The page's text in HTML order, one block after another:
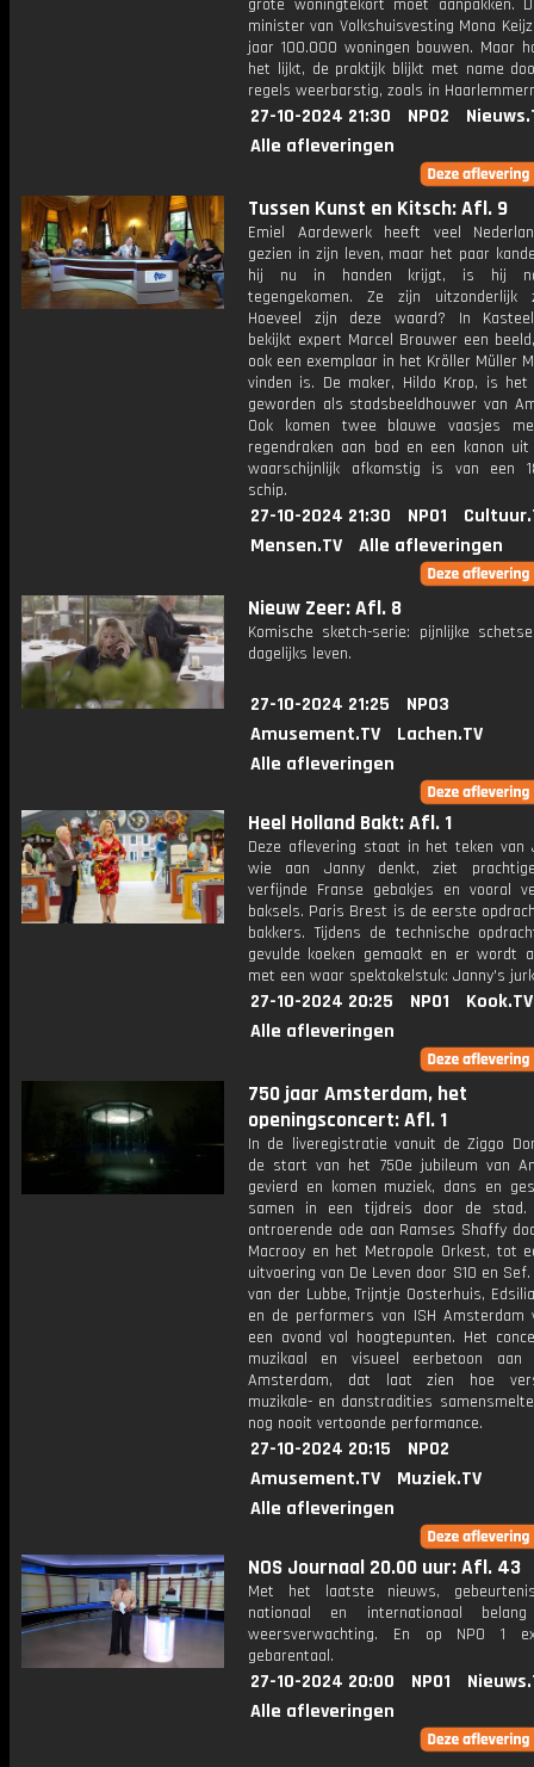
grote woningtekort moet aanpakken.
minister van Volkshuisvesting Mona
jaar 100.000 woningen bouwen. Maar
het lijkt, de praktijk blijkt met name
regels weerbarstig, zoals in
27-10-2024 21:30 NPO2
Alle afleveringen
Tussen Kunst en Kitsch: Afl. 9
Emiel Aardewerk heeft veel
gezien in zijn leven, maar het paar
hij nu in handen krijgt, is hij
tegengekomen. Ze zijn uitzonderlijk
Hoeveel zijn deze waard? In
bekijkt expert Marcel Brouwer een
ook een exemplaar in het Kröller Müller
vinden is. De maker, Hildo Krop, is het
geworden als stadsbeeldhouwer van
Ook komen twee blauwe vaasjes
regendraken aan bod en een kanon
waarschijnlijk afkomstig is van een
schip.
27-10-2024 21:30 NPO1
Mensen.TV
Alle afleveringen
Nieuw Zeer: Afl. 8
Komische sketch-serie: pijnlijke
dagelijks leven.
27-10-2024 21:25
NPO3
Amusement.TV
Lachen.TV
Alle afleveringen
Heel Holland Bakt: Afl. 1
Deze aflevering staat in het teken van
wie aan Janny denkt, ziet
verfijnde Franse gebakjes en vooral
baksels. Paris Brest is de eerste
bakkers. Tijdens de technische
gevulde koeken gemaakt en er wordt
met een waar spektakelstuk: Janny's
27-10-2024 20:25 NPO1
Kook.TV
Alle afleveringen
750 jaar Amsterdam, het
openingsconcert: Afl. 1
In de liveregistratie vanuit de Ziggo
de start van het 750e jubileum van
gevierd en komen muziek, dans en
samen in een tijdreis door de stad.
ontroerende ode aan Ramses Shaffy
Macrooy en het Metropole Orkest, tot
uitvoering van De Leven door S10 en Sef.
van der Lubbe, Trijntje Oosterhuis,
en de performers van ISH Amsterdam
een avond vol hoogtepunten. Het
muzikaal en visueel eerbetoon aan
Amsterdam, dat laat zien hoe
muzikale- en danstradities
nog nooit vertoonde performance.
27-10-2024 20:15
NPO2
Amusement.TV
Muziek.TV
Alle afleveringen
NOS Journaal 20.00 uur: Afl. 43
Met het laatste nieuws,
nationaal en internationaal
weersverwachting. En op NPO 1
gebarentaal.
27-10-2024 20:00 NPO1
Alle afleveringen